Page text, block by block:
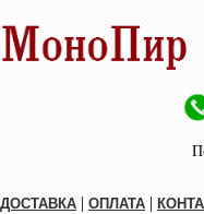
ДОСТАВКА | ОПЛАТА |